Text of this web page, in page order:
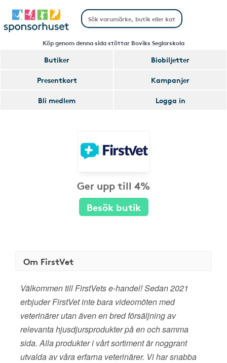
Köp genom denna sida stöttar Boviks Seglarskola
Butiker
Biobiljetter
Presentkort
Kampanjer
Bli medlem
Logga in
Ger upp till 4%
Besök butik
Om FirstVet
Välkommen till FirstVets e-handel! Sedan 2021
erbjuder FirstVet inte bara videomöten med
veterinärer utan även en bred försäljning av
relevanta hjusdjursprodukter på en och samma
sida. Alla produkter i vårt sortiment är noggrant
utvalda av våra erfarna veterinärer. Vi har snabba